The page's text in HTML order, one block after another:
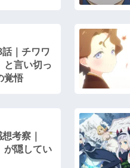
｜チワワ
と言い切っ
覚悟
考察｜
が隠してい